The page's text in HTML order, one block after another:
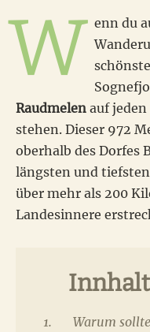
W enn du
Raudmelen auf
stehen. Dieser 972
oberhalb des Dorfes
längsten und
über mehr als 200
Landesinnere
Warum